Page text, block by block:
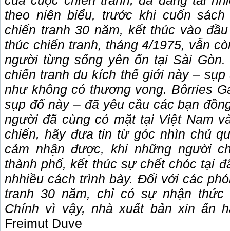
theo niên biểu, trước khi cuốn
chiến tranh 30 năm, kết thúc vào
thúc chiến tranh, tháng 4/1975, vẫn
người từng sống yên ổn tại Sài
chiến tranh du kích thế giới này –
như không có thương vong. Bôrries
sụp đổ này – đã yêu cầu các bạn
người đã cùng có mặt tại Việt Nam
chiến, hãy đưa tin từ góc nhìn chủ
cảm nhận được, khi những người
thành phố, kết thúc sự chết chóc tại
nhhiều cách trình bày. Đối với các
tranh 30 năm, chỉ có sự nhận
Chính vì vậy, nhà xuất bản xin ấn
Freimut Duve